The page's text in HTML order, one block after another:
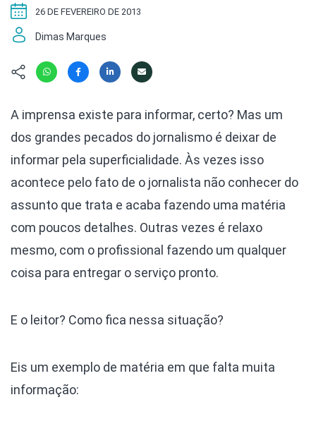
Kit
Políticas
Saúde,
Segunda
Túnel do
Universo
Missão
Cursos
Dimas Marques
26 DE FEVEREIRO DE 2013
A imprensa existe para informar, certo? Mas um
dos grandes pecados do jornalismo é deixar de
informar pela superficialidade. Às vezes isso
acontece pelo fato de o jornalista não conhecer do
assunto que trata e acaba fazendo uma matéria
com poucos detalhes. Outras vezes é relaxo
mesmo, com o profissional fazendo um qualquer
coisa para entregar o serviço pronto.
E o leitor? Como fica nessa situação?
Eis um exemplo de matéria em que falta muita
informação: